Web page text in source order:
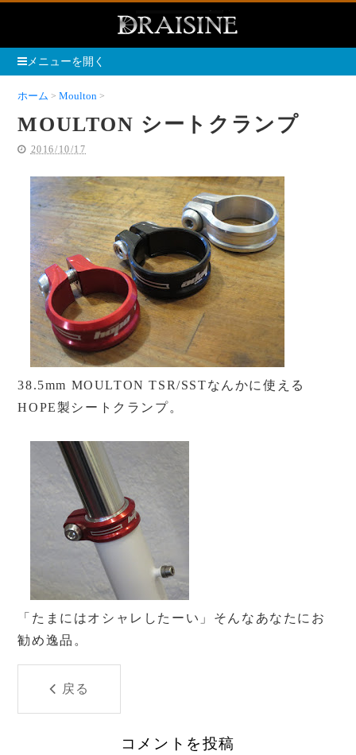
メニューを開く
ホーム Moulton
MOULTON シートクランプ
2016/10/17
38.5mm MOULTON TSR/SSTなんかに使える
HOPE製シートクランプ。
「たまにはオシャレしたーい」そんなあなたにお
勧め逸品。
戻る
コメントを投稿